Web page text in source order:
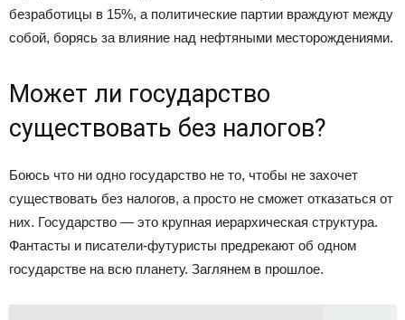
безработицы в 15%, а политические партии враждуют между
собой, борясь за влияние над нефтяными месторождениями.
Может ли государство
существовать без налогов?
Боюсь что ни одно государство не то, чтобы не захочет
существовать без налогов, а просто не сможет отказаться от
них. Государство — это крупная иерархическая структура.
Фантасты и писатели-футуристы предрекают об одном
государстве на всю планету. Заглянем в прошлое.